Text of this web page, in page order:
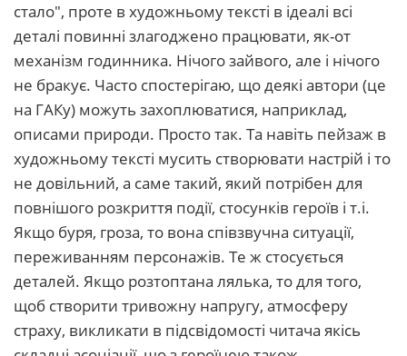
стало", проте в художньому тексті в ідеалі всі
деталі повинні злагоджено працювати, як-от
механізм годинника. Нічого зайвого, але і нічого
не бракує. Часто спостерігаю, що деякі автори (це
на ГАКу) можуть захоплюватися, наприклад,
описами природи. Просто так. Та навіть пейзаж в
художньому тексті мусить створювати настрій і то
не довільний, а саме такий, який потрібен для
повнішого розкриття події, стосунків героїв і т.і.
Якщо буря, гроза, то вона співзвучна ситуації,
переживанням персонажів. Те ж стосується
деталей. Якщо розтоптана лялька, то для того,
щоб створити тривожну напругу, атмосферу
страху, викликати в підсвідомості читача якісь